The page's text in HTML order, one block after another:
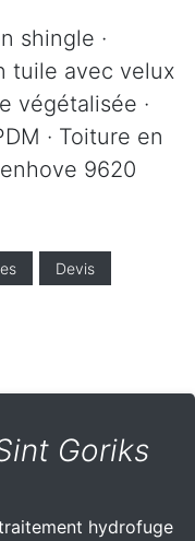
shingle ·
tuile avec velux
végétalisée ·
· Toiture en
9620
Devis
Goriks
hydrofuge